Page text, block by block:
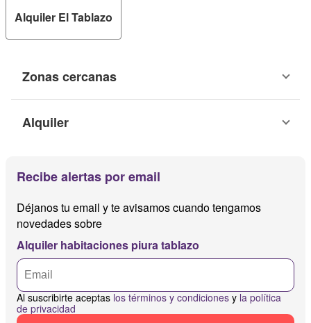
Alquiler El Tablazo
Zonas cercanas
Alquiler
Recibe alertas por email
Déjanos tu email y te avisamos cuando tengamos
novedades sobre
Alquiler habitaciones piura tablazo
Al suscribirte aceptas los términos y condiciones y la política
de privacidad